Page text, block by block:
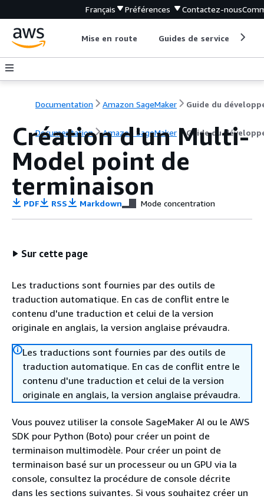
Français Préférences Contactez-nous
Mise en route Guides de service
Documentation Amazon SageMaker Guide du
Documentation Amazon SageMaker Guide du
Création d'un Multi-
Model point de
terminaison
PDF RSS Markdown Mode concentration
Sur cette page
Les traductions sont fournies par des outils de
traduction automatique. En cas de conflit entre le
contenu d'une traduction et celui de la version
originale en anglais, la version anglaise prévaudra.
Les traductions sont fournies par des outils de
traduction automatique. En cas de conflit entre le
contenu d'une traduction et celui de la version
originale en anglais, la version anglaise prévaudra.
Vous pouvez utiliser la console SageMaker AI ou le AWS
SDK pour Python (Boto) pour créer un point de
terminaison multimodèle. Pour créer un point de
terminaison basé sur un processeur ou un GPU via la
console, consultez la procédure de console décrite
dans les sections suivantes. Si vous souhaitez créer un